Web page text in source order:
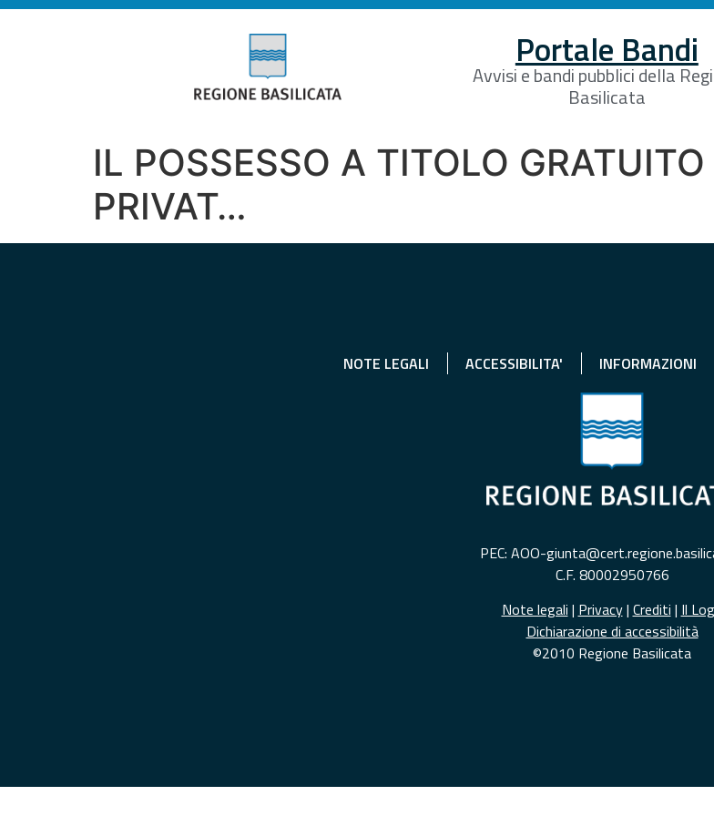
Portale Bandi
Avvisi e bandi pubblici della
Basilicata
IL POSSESSO A TITOLO
PRIVAT…
NOTE LEGALI ACCESSIBILITA' INFORMAZIONI
PEC: AOO-
C.F. 80002950766
Note legali | Privacy| Crediti | Il
Dichiarazione di accessibilità
©2010 Regione Basilicata